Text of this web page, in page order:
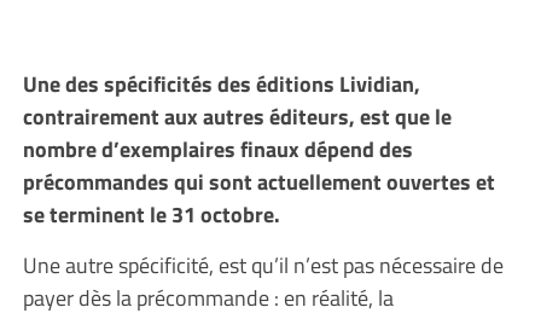
Une des spécificités des éditions Lividian,
contrairement aux autres éditeurs, est que le
nombre d’exemplaires finaux dépend des
précommandes qui sont actuellement ouvertes et
se terminent le 31 octobre.
Une autre spécificité, est qu’il n’est pas nécessaire de
payer dès la précommande : en réalité, la